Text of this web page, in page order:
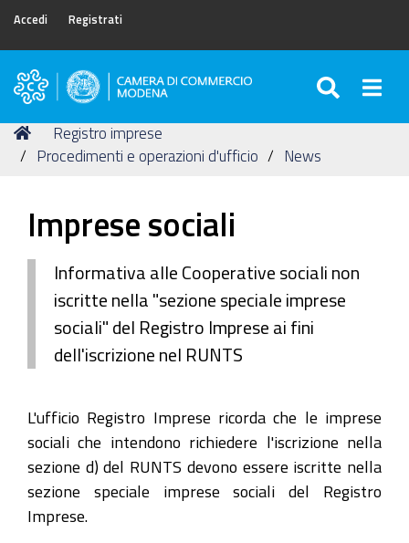
Accedi Registrati
Camera
Commercio
di
Tu
sei
Home
Registro imprese
Procedimenti e operazioni d'ufficio
News
Imprese sociali
Informativa alle Cooperative sociali non
iscritte nella "sezione speciale imprese
sociali" del Registro Imprese ai fini
dell'iscrizione nel RUNTS
L'ufficio Registro Imprese ricorda che le imprese
sociali che intendono richiedere l'iscrizione nella
sezione d) del RUNTS devono essere iscritte nella
sezione speciale imprese sociali del Registro
Imprese.